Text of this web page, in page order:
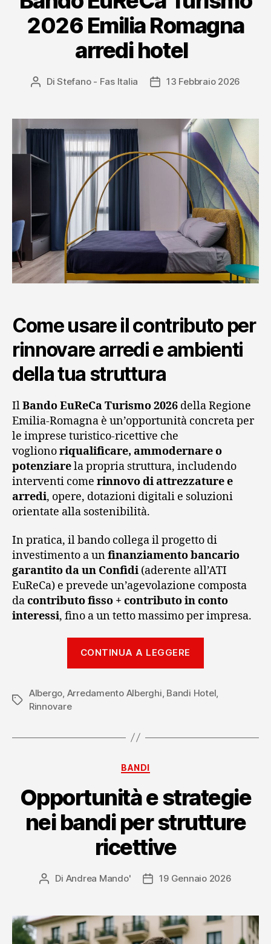
Hotel”
2026 Emilia Romagna
arredi hotel
Autore
DiStefano - Fas Italia
Data13 Febbraio 2026
Come usare il contributo per
rinnovare arredi e ambienti
della tua struttura
IlBando EuReCa Turismo 2026 della Regione
Emilia-Romagna è un’opportunità concreta per
le imprese turistico-ricettive che
voglionoriqualificare, ammodernare o
potenziarela propria struttura, includendo
interventi come rinnovo di attrezzature e
arredi, opere, dotazioni digitali e soluzioni
orientate alla sostenibilità.
In pratica, il bando collega il progetto di
investimento a unfinanziamento bancario
garantito da un Confidi (aderente all’ATI
EuReCa) e prevede un’agevolazione composta
dacontributo fisso + contributo in conto
interessi, fino a un tetto massimo per impresa.
CONTINUA A LEGGERE
2026
Tag
Albergo, Arredamento Alberghi, Bandi Hotel,
Rinnovare
Categorie
BANDI
Opportunità e strategie
nei bandi per strutture
ricettive
Autore
Di Andrea Mando'
Data19 Gennaio 2026